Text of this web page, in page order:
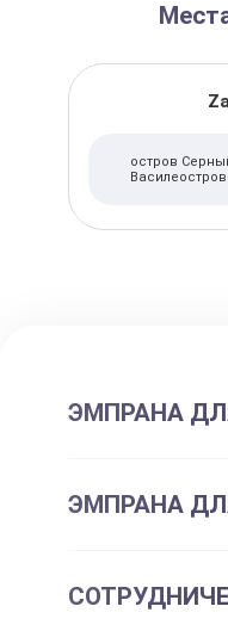
остров
ЭМПРАНА
Все впечатления
Подарочные
ЭМПРАНА
Для отдела